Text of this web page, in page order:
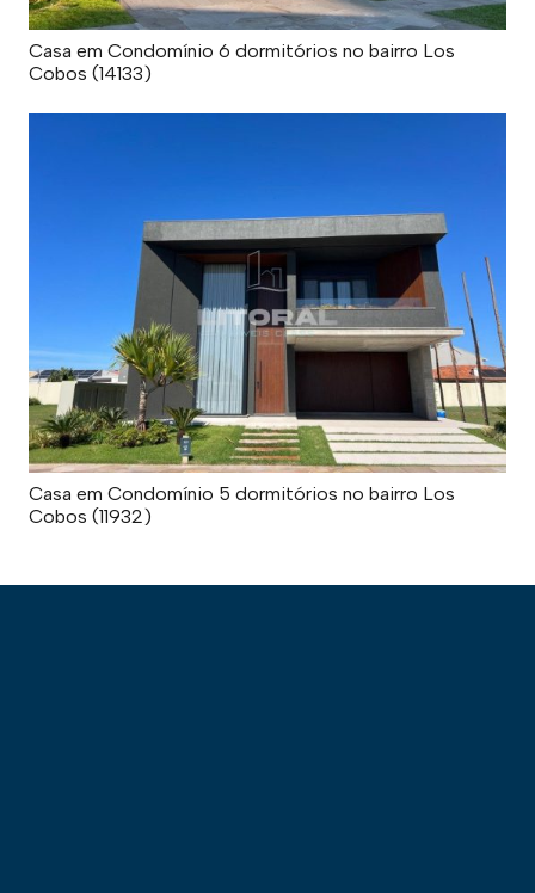
Casa em Condomínio 6 dormitórios no bairro Los
Cobos (14133)
Casa em Condomínio 5 dormitórios no bairro Los
Cobos (11932)